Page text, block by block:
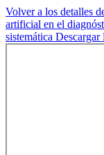
Volver a los detalles
artificial en el
sistemática Descargar